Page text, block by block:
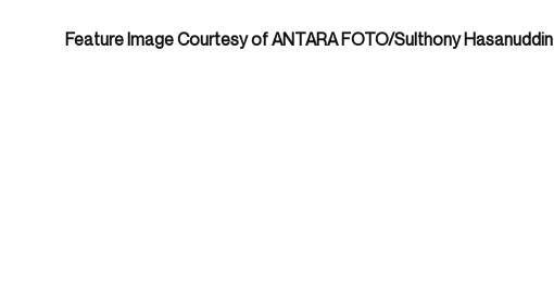
Feature Image Courtesy of ANTARA FOTO/Sulthony Hasanuddin